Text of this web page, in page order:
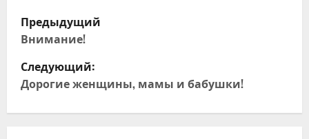
Н
а
в
Предыдущий
Внимание!
Следующий:
Дорогие женщины, мамы и бабушки!